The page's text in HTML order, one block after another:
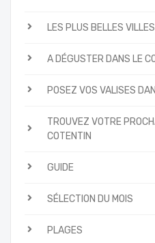
LES PLUS BELLES
A DÉGUSTER DANS LE
POSEZ VOS VALISES
TROUVEZ VOTRE
COTENTIN
GUIDE
SÉLECTION DU MOIS
PLAGES